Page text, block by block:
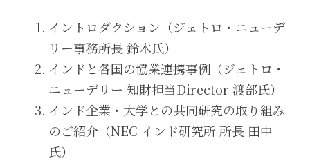
イントロダクション（ジェトロ・ニューデ
リー事務所長 鈴木氏）
インドと各国の協業連携事例（ジェトロ・
ニューデリー 知財担当Director 渡部氏）
インド企業・大学との共同研究の取り組み
のご紹介（NEC インド研究所 所長 田中
氏）